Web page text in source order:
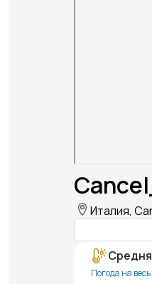
Италия,
Погода на весь